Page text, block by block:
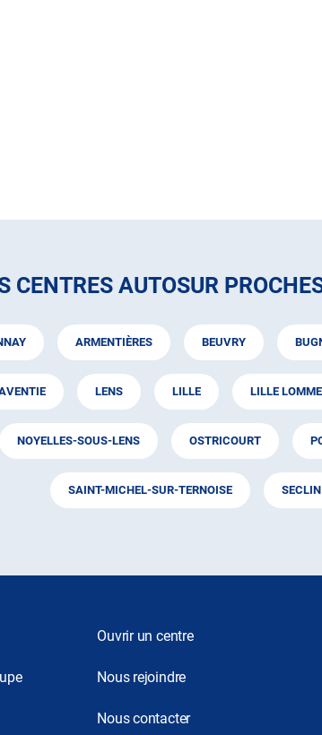
CENTRES AUTOSUR
ARMENTIÈRES BEUVRY
LENS LILLE LILLE
NOYELLES-SOUS-LENS OSTRICOURT
SAINT-MICHEL-SUR-TERNOISE SECLIN
Ouvrir un centre
Nous rejoindre
Nous contacter